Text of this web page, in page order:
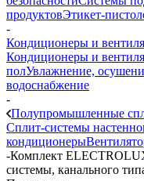
продуктовЭтикет-
-
Кондиционеры и
Кондиционеры и
полУвлажнение,
водоснабжение
-
Полупромышленные
Сплит-системы
кондиционеры
-Комплект
системы, канального